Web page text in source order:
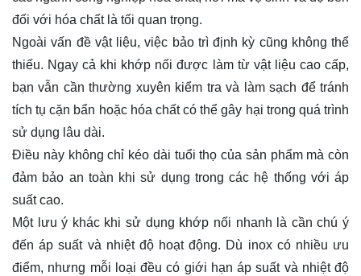
đối với hóa chất là tối quan trọng.
Ngoài vấn đề vật liệu, việc bảo trì định kỳ cũng không thể
thiếu. Ngay cả khi khớp nối được làm từ vật liệu cao cấp,
bạn vẫn cần thường xuyên kiểm tra và làm sạch để tránh
tích tụ cặn bẩn hoặc hóa chất có thể gây hại trong quá trình
sử dụng lâu dài.
Điều này không chỉ kéo dài tuổi thọ của sản phẩm mà còn
đảm bảo an toàn khi sử dụng trong các hệ thống với áp
suất cao.
Một lưu ý khác khi sử dụng khớp nối nhanh là cần chú ý
đến áp suất và nhiệt độ hoạt động. Dù inox có nhiều ưu
điểm, nhưng mỗi loại đều có giới hạn áp suất và nhiệt độ